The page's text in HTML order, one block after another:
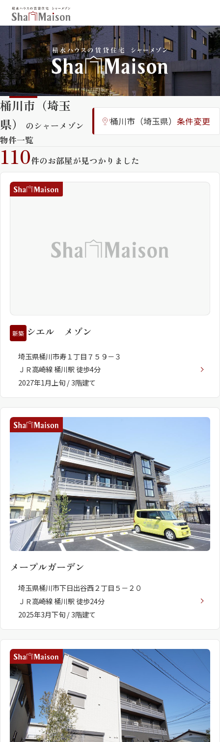
保存した条件
お気に入り
新着メール設定
最近見た物件
北海道
関東
中部
関西
中国・四国
九州
市区郡・路線・駅から探す
通勤・通学時間から探す
地図から探す
ン
ルームツアー 動画ギャラリー
ShaMaison STYLE
シャーメゾンショップを探す
らくらく内見
シャーメゾンライフサポート
自立型サービス付き・シニア向け
シャーメゾンライフ CLUB
らくらくパートナー
シャーメゾンライフ GUARD
らくらくプラチナ
桶川市（埼玉
県）
のシャーメゾン
物件一覧
桶川市（埼玉県） 条件変更
110件のお部屋が見つかりました
新築 シエル メゾン
埼玉県桶川市寿１丁目７５９－３
ＪＲ高崎線 桶川駅 徒歩4分
2027年1月上旬 / 3階建て
メープルガーデン
埼玉県桶川市下日出谷西２丁目５－２０
ＪＲ高崎線 桶川駅 徒歩24分
2025年3月下旬 / 3階建て